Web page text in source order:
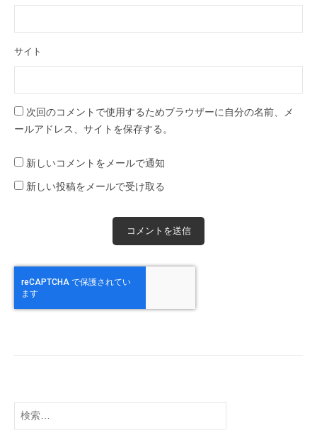
サイト
次回のコメントで使用するためブラウザーに自分の名前、メ
ールアドレス、サイトを保存する。
新しいコメントをメールで通知
新しい投稿をメールで受け取る
検
索: